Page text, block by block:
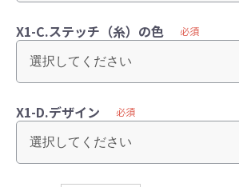
X1-C.ステッチ（糸）の色 必須
X1-D.デザイン 必須